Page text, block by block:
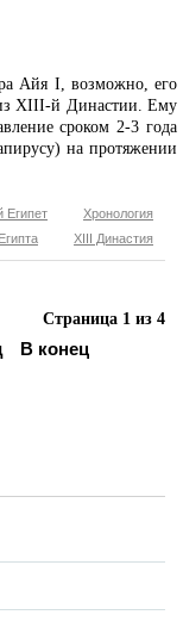
Айя I, возможно, его
XIII-й Династии. Ему
сроком 2-3 года
на протяжении
Хронология
Египет
XIII Династия
Страница 1 из 4
В конец